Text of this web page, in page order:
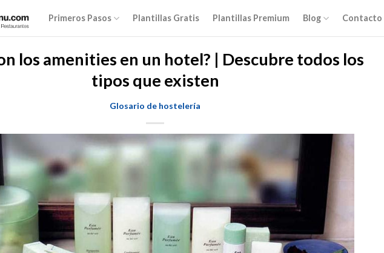
Primeros Pasos Plantillas Gratis Plantillas Premium Blog Contacto
los amenities en un hotel? | Descubre todos los
tipos que existen
Glosario de hostelería